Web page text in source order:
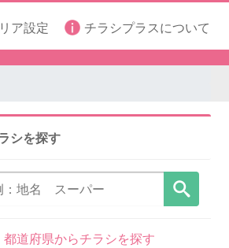
ア設定 チラシプラスについて
シを探す
都道府県からチラシを探す